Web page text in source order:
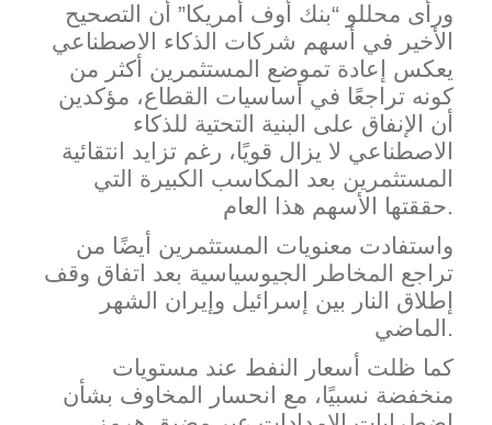
ورأى محللو “بنك أوف أمريكا” أن التصحيح
الأخير في أسهم شركات الذكاء الاصطناعي
يعكس إعادة تموضع المستثمرين أكثر من
كونه تراجعًا في أساسيات القطاع، مؤكدين
أن الإنفاق على البنية التحتية للذكاء
الاصطناعي لا يزال قويًا، رغم تزايد انتقائية
المستثمرين بعد المكاسب الكبيرة التي
حققتها الأسهم هذا العام.
واستفادت معنويات المستثمرين أيضًا من
تراجع المخاطر الجيوسياسية بعد اتفاق وقف
إطلاق النار بين إسرائيل وإيران الشهر
الماضي.
كما ظلت أسعار النفط عند مستويات
منخفضة نسبيًا، مع انحسار المخاوف بشأن